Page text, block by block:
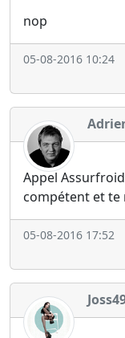
nop
05-08-2016 10:24
Appel
compétent et te
05-08-2016 17:52